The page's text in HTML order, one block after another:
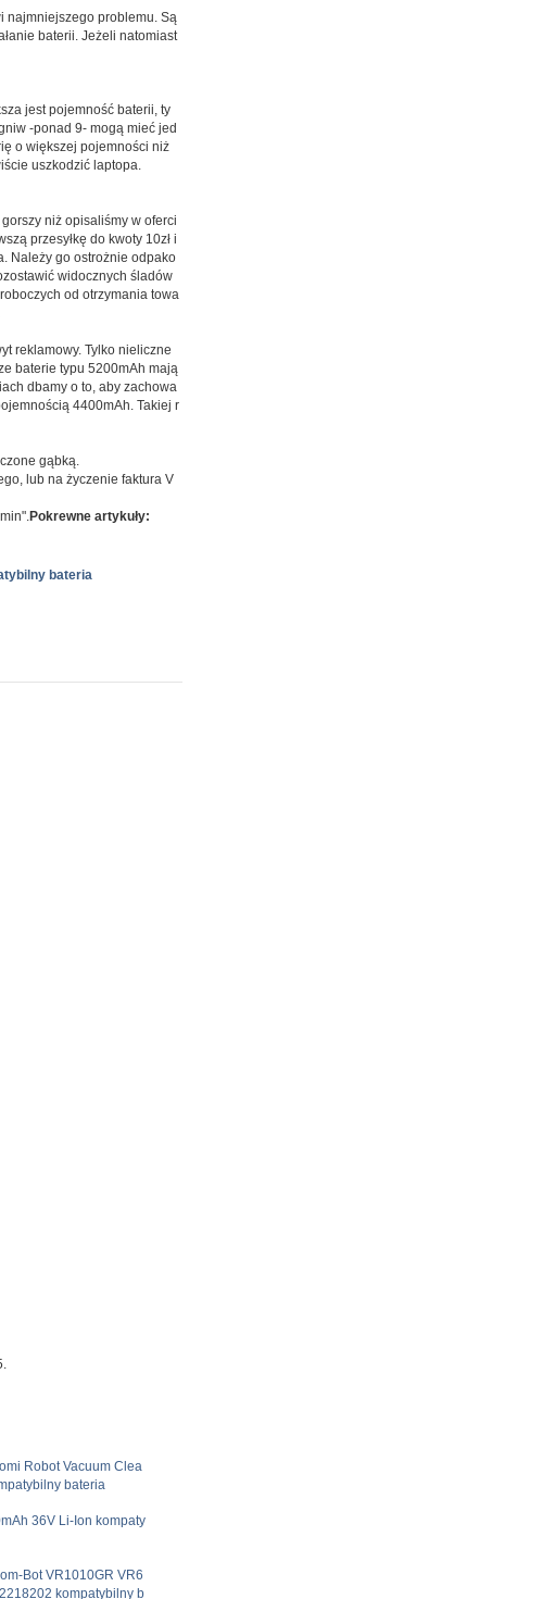
najmniejszego problemu. Są
baterii. Jeżeli natomiast
jest pojemność baterii, ty
-ponad 9- mogą mieć jed
o większej pojemności niż
uszkodzić laptopa.
niż opisaliśmy w oferci
przesyłkę do kwoty 10zł i
Należy go ostrożnie odpako
widocznych śladów
od otrzymania towa
reklamowy. Tylko nieliczne
baterie typu 5200mAh mają
dbamy o to, aby zachowa
4400mAh. Takiej r
gąbką.
lub na życzenie faktura V
Pokrewne artykuły:
bateria
Robot Vacuum Clea
bateria
36V Li-Ion kompaty
Bot VR1010GR VR6
kompatybilny b